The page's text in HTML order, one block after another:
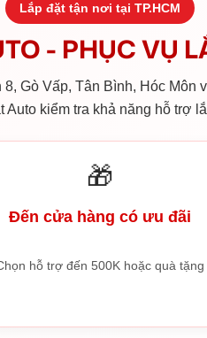
Lắp đặt tận nơi tại TP.HCM
- PHỤC VỤ
Gò Vấp, Tân Bình, Hóc
Auto kiểm tra khả năng hỗ trợ
🎁
Đến cửa hàng có ưu đãi
hỗ trợ đến 500K hoặc quà tặng